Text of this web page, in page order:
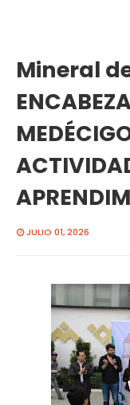
Mineral
JULIO 01, 2026